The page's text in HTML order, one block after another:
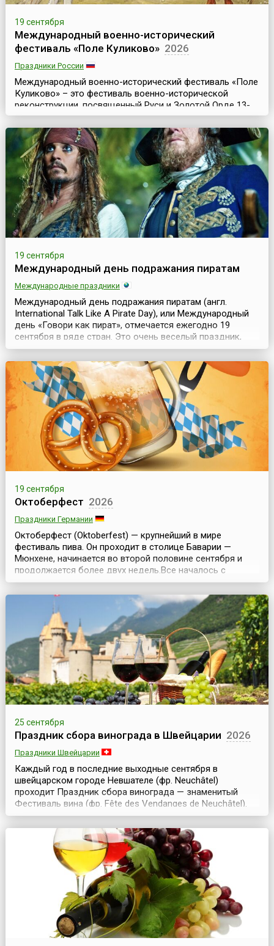
19 сентября
Международный военно-исторический
фестиваль «Поле Куликово» 2026
Праздники России
Международный военно-исторический фестиваль «Поле
Куликово» – это фестиваль военно-исторической
реконструкции, посвященный Руси и Золотой Орде 13-
14 веков. Он проводится ежегодно, начиная с 1997 года,
на территории музея-заповедника «Куликово поле» в
течение 3-4 сентябрьских дней и является
традиционным в рамках праздничных торжеств,
посвященных годовщинам Куликовской битвы 1380
года.Орган...
19 сентября
Международный день подражания пиратам
Международные праздники
Международный день подражания пиратам (англ.
International Talk Like A Pirate Day), или Международный
день «Говори как пират», отмечается ежегодно 19
сентября в ряде стран. Это очень веселый праздник,
когда люди подражают разговору пиратов, а некоторые
любители при этом даже наряжаются в пиратские
костюмы.Идея создания и, так сказать, концепция
данного праздника принадлежит американцам Джону
Б...
19 сентября
Октоберфест 2026
Праздники Германии
Октоберфест (Oktoberfest) — крупнейший в мире
фестиваль пива. Он проходит в столице Баварии —
Мюнхене, начинается во второй половине сентября и
продолжается более двух недель.Все началось с
бракосочетания Баварского наследника престола,
кронпринца Людвига I и принцессы Терезы Саксонской.
12 октября 1810 года, в день, когда состоялась их
свадьба, на праздничные гуляния были приглашены все
жител...
25 сентября
Праздник сбора винограда в Швейцарии 2026
Праздники Швейцарии
Каждый год в последние выходные сентября в
швейцарском городе Невшателе (фр. Neuchâtel)
проходит Праздник сбора винограда — знаменитый
Фестиваль вина (фр. Fête des Vendanges de Neuchâtel).
Три дня — с пятницы до воскресенья — кафе, бары,
уличные стойки по продаже вина и музыкальные группы
оживляют старый город и делают жизнь веселее и
праздничнее.Известно, что выращивать виноград на
горных скл...